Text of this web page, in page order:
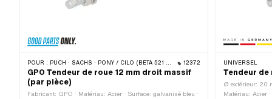
POUR : PUCH · SACHS · PONY / CILO (BÊTA 521 & 512) · ZÜNDAPP BELMONDO · BYE BIKE 12372
GPO Tendeur de roue 12 mm droit massif
(par pièce)
Fabricant: GPO · Matériau: Acier · Surface: galvanisé bleu ·
UNIVERSEL
Tendeur de
Ø extérieur: 20
Matériau: Acier